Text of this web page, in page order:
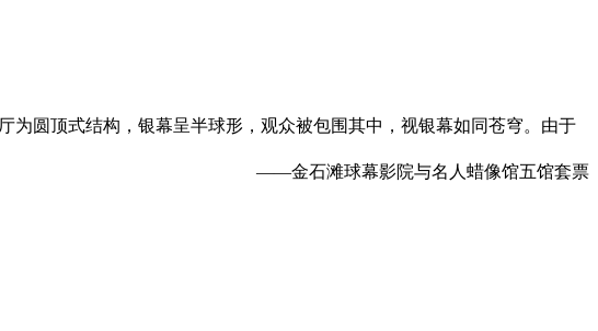
为圆顶式结构，银幕呈半球形，观众被包围其中，视银幕如同苍穹。由于
——金石滩球幕影院与名人蜡像馆五馆套票